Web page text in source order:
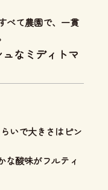
べて農園で、一貫
なミディトマ
いで大きさはピン
な酸味がフルティ